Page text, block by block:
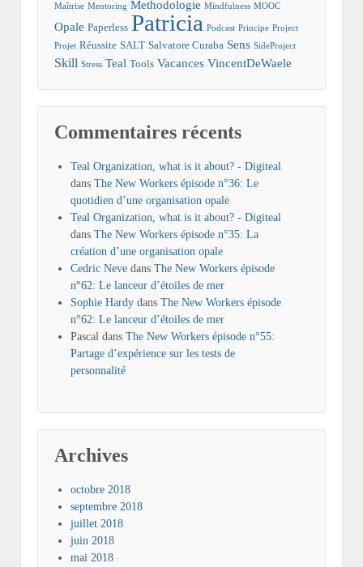
Maîtrise Mentoring Methodologie Mindfulness MOOC
Opale Paperless Patricia Podcast Principe Project
Projet Réussite SALT Salvatore Curaba Sens SideProject
Skill Stress Teal Tools Vacances VincentDeWaele
Commentaires récents
Teal Organization, what is it about? - Digiteal
dans The New Workers épisode n°36: Le
quotidien d’une organisation opale
Teal Organization, what is it about? - Digiteal
dans The New Workers épisode n°35: La
création d’une organisation opale
Cedric Neve dans The New Workers épisode
n°62: Le lanceur d’étoiles de mer
Sophie Hardy dans The New Workers épisode
n°62: Le lanceur d’étoiles de mer
Pascal dans The New Workers épisode n°55:
Partage d’expérience sur les tests de
personnalité
Archives
octobre 2018
septembre 2018
juillet 2018
juin 2018
mai 2018